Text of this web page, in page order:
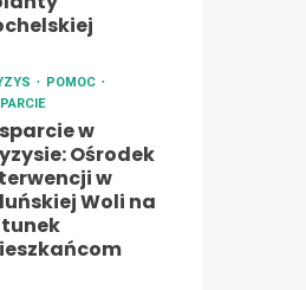
POMOC
w
Ośrodek
w
Woli na